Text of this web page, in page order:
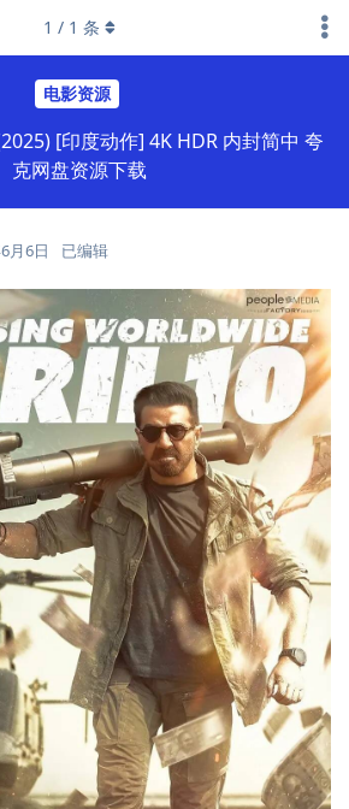
电影资源
[印度动作] 4K HDR 内封简中 夸
克网盘资源下载
1 / 1 条
月6日 已编辑